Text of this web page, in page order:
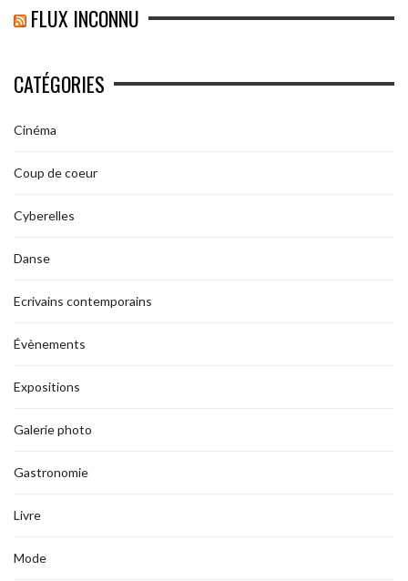
FLUX INCONNU
CATÉGORIES
Cinéma
Coup de coeur
Cyberelles
Danse
Ecrivains contemporains
Évènements
Expositions
Galerie photo
Gastronomie
Livre
Mode